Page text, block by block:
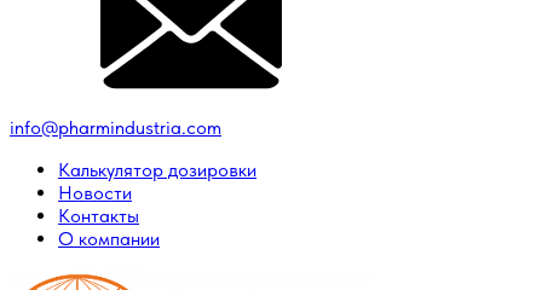
info@pharmindustria.com
Калькулятор дозировки
Новости
Контакты
О компании